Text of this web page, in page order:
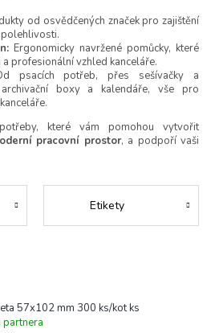
od osvědčených značek pro zajištění
Ergonomicky navržené pomůcky, které
profesionální vzhled kanceláře.
psacích potřeb, přes sešívačky a
boxy a kalendáře, vše pro
které vám pomohou vytvořit
pracovní prostor, a podpoří vaši
Etikety
57x102 mm 300 ks/kot ks
partnera